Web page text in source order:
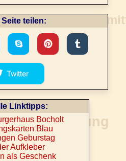
Seite teilen:
Linktipps:
Bocholt
Blau
Geburstag
Aufkleber
als Geschenk